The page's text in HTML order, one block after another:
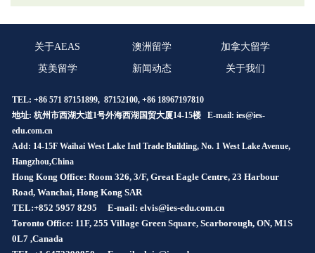
关于AEAS 澳洲留学 加拿大留学
英美留学 新闻动态 关于我们
TEL: +86 571 87151899, 87152100, +86 18967197810
地址: 杭州市西湖大道1号外海西湖国贸大厦14-15楼 E-mail: ies@ies-
edu.com.cn
Add: 14-15F Waihai West Lake Intl Trade Building, No. 1 West Lake Avenue,
Hangzhou,China
Hong Kong Office: Room 326, 3/F, Great Eagle Centre, 23 Harbour
Road, Wanchai, Hong Kong SAR
TEL:+852 5957 8295
E-mail: elvis@ies-edu.com.cn
Toronto Office: 11F, 255 Village Green Square, Scarborough, ON, M1S
0L7 ,Canada